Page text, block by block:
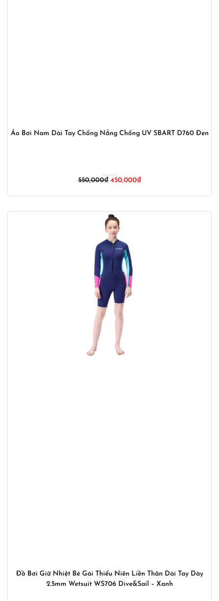
Áo Bơi Nam Dài Tay Chống Nắng Chống UV SBART D760 Đen
550,000₫ Giá
550,000₫.
450,000₫Giá
là:
Đồ Bơi Giữ Nhiệt Bé Gái Thiếu Niên Liền Thân Dài Tay Dày
2.5mm Wetsuit WS706 Dive&Sail – Xanh